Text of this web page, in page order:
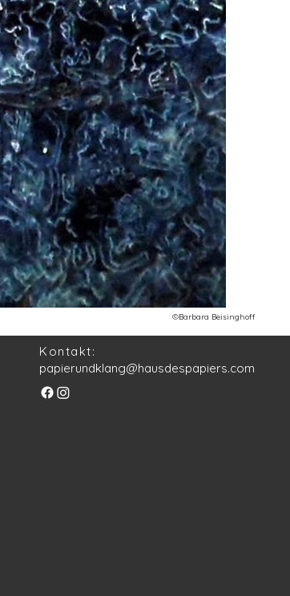
©Barbara Beisinghoff
Kontakt:
papierundklang@hausdespapiers.com